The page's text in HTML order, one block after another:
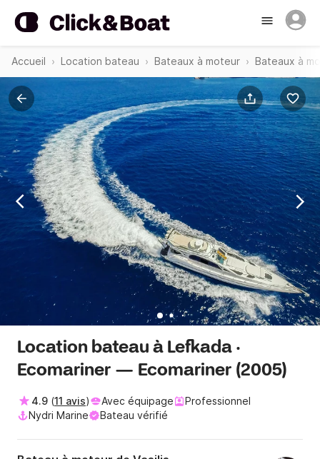
Accueil Location bateau Bateaux à moteur Bateaux à
Location bateau à Lefkada ·
Ecomariner — Ecomariner (2005)
4.9 (11 avis) Avec équipage
Professionnel
Nydri Marine
Bateau vérifié